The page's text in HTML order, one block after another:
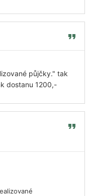
půjčky." tak
dostanu 1200,-